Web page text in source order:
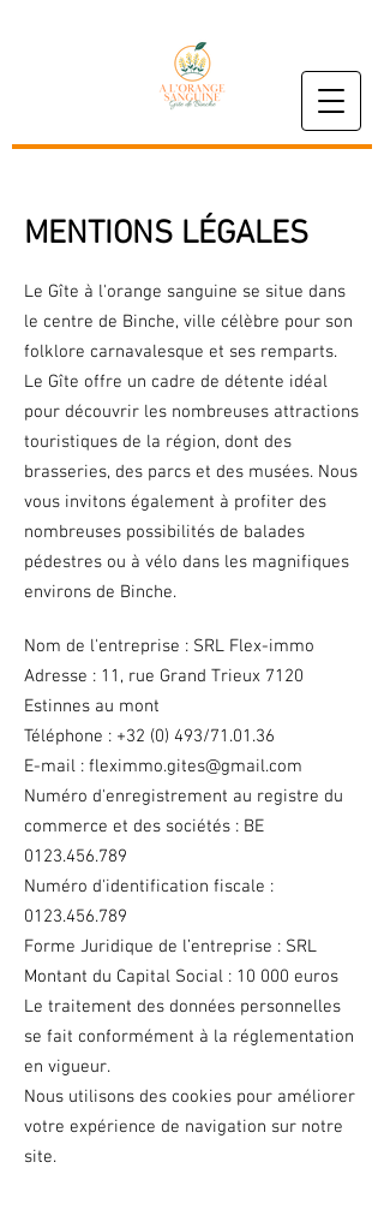
MENTIONS LÉGALES
Le Gîte à l'orange sanguine se situe dans
le centre de Binche, ville célèbre pour son
folklore carnavalesque et ses remparts.
Le Gîte offre un cadre de détente idéal
pour découvrir les nombreuses attractions
touristiques de la région, dont des
brasseries, des parcs et des musées. Nous
vous invitons également à profiter des
nombreuses possibilités de balades
pédestres ou à vélo dans les magnifiques
environs de Binche.
Nom de l'entreprise : SRL Flex-immo
Adresse : 11, rue Grand Trieux 7120
Estinnes au mont
Téléphone : +32 (0) 493/71.01.36
E-mail : fleximmo.gites@gmail.com
Numéro d'enregistrement au registre du
commerce et des sociétés : BE
0123.456.789
Numéro d'identification fiscale :
0123.456.789
Forme Juridique de l’entreprise : SRL
Montant du Capital Social : 10 000 euros
Le traitement des données personnelles
se fait conformément à la réglementation
en vigueur.
Nous utilisons des cookies pour améliorer
votre expérience de navigation sur notre
site.